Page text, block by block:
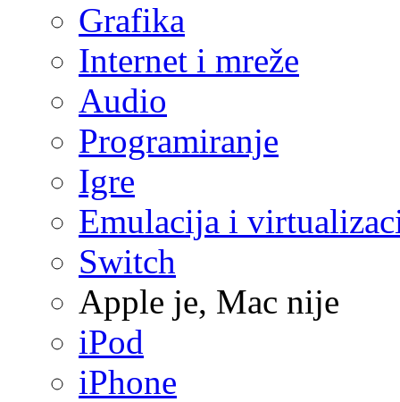
Grafika
Internet i mreže
Audio
Programiranje
Igre
Emulacija i
Switch
Apple je, Mac nije
iPod
iPhone